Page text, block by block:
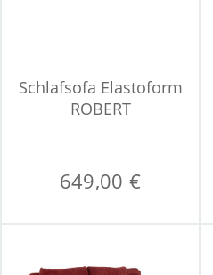
Schlafsofa Elastoform
ROBERT
649,00 €